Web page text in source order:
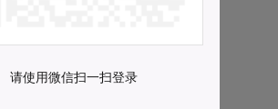
请使用微信扫一扫登录